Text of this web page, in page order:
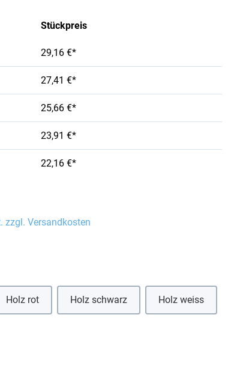
Stückpreis
29,16 €*
27,41 €*
25,66 €*
23,91 €*
22,16 €*
zzgl. Versandkosten
Holz rot Holz schwarz Holz weiss